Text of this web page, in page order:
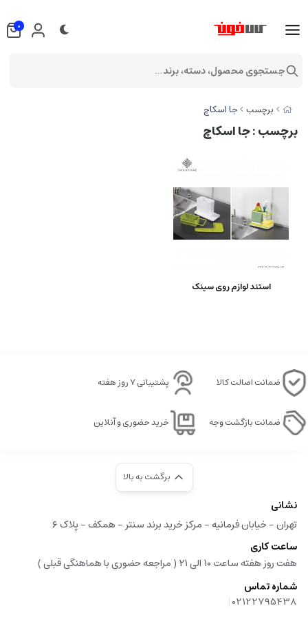
برچسب جا اسکاچ
برچسب: جا اسکاچ
استند لوازم روی سینک
ضمانت اصالت کالا پشتیبانی ۷ روز هفته
ضمانت بازگشت وجه خرید حضوری و آنلاین
برگشت به بالا
نشانی
تهران - خیابان فرمانیه - مرکز خرید برند سنتر - همکف - پلاک ۶
ساعت کاری
هفت روز هفته ساعت ۱۰ الی ۲۱ ( مراجعه حضوری با هماهنگی قبلی )
شماره تماس
02122795438
|
0
جستجوی محصول، دسته، برند...